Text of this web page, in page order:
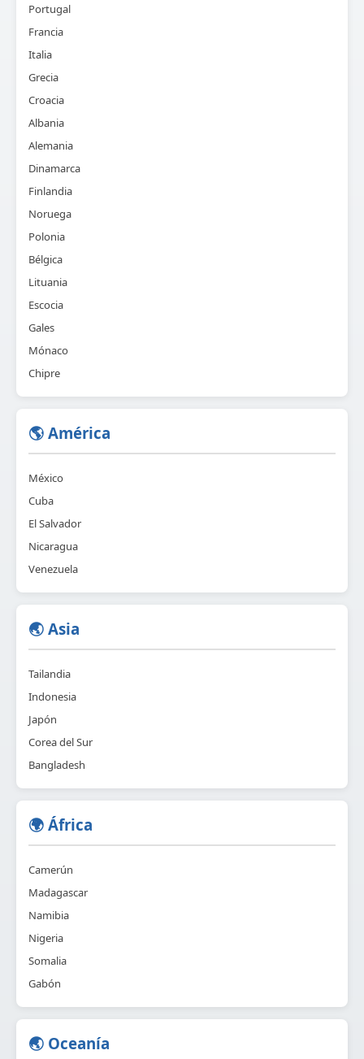
Portugal
Francia
Italia
Grecia
Croacia
Albania
Alemania
Dinamarca
Finlandia
Noruega
Polonia
Bélgica
Lituania
Escocia
Gales
Mónaco
Chipre
🌎 América
México
Cuba
El Salvador
Nicaragua
Venezuela
🌏 Asia
Tailandia
Indonesia
Japón
Corea del Sur
Bangladesh
🌍 África
Camerún
Madagascar
Namibia
Nigeria
Somalia
Gabón
🌏 Oceanía